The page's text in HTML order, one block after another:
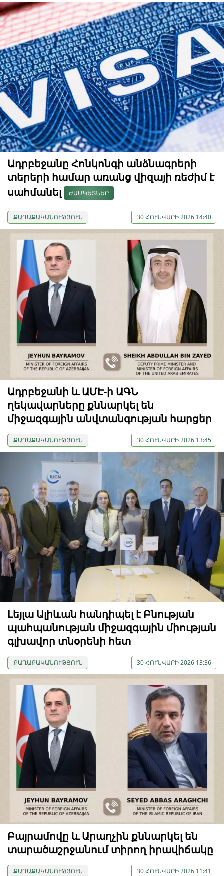
Ադրբեջանը Հոնկոնգի անձնագրերի
տերերի համար առանց վիզայի ռեժիմ է
սահմանել
ԺԱՄԿԵՏՆԵՐ
ՔԱՂԱՔԱԿԱՆՈՒԹՅՈՒՆ 30 ՀՈՒՆՎԱՐԻ 2026 14:40
Ադրբեջանի և ԱՄԷ-ի ԱԳՆ
ղեկավարները քննարկել են
միջազգային անվտանգության հարցեր
ՔԱՂԱՔԱԿԱՆՈՒԹՅՈՒՆ 30 ՀՈՒՆՎԱՐԻ 2026 13:45
Լեյլա Ալիևան հանդիպել է Բնության
պահպանության միջազգային միության
գլխավոր տնօրենի հետ
ՔԱՂԱՔԱԿԱՆՈՒԹՅՈՒՆ 30 ՀՈՒՆՎԱՐԻ 2026 13:36
Բայրամովը և Արաղչին քննարկել են
տարածաշրջանում տիրող իրավիճակը
ՔԱՂԱՔԱԿԱՆՈՒԹՅՈՒՆ 30 ՀՈՒՆՎԱՐԻ 2026 11:41